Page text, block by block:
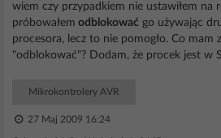
wiem czy przypadkiem nie ustawiłem na
próbowałem odblokować go używając
procesora, lecz to nie pomogło. Co mam
"odblokować"? Dodam, że procek jest w
Mikrokontrolery AVR
27 Maj 2009 16:24